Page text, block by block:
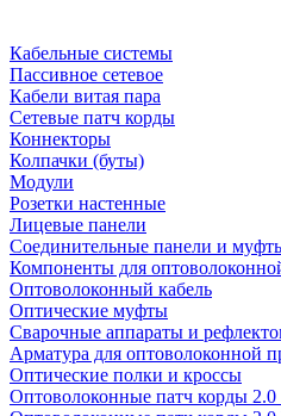
Кабельные системы
Пассивное сетевое
Кабели витая пара
Сетевые патч корды
Коннекторы
Колпачки (буты)
Модули
Розетки настенные
Лицевые панели
Соединительные панели и
Компоненты для
Оптоволоконный кабель
Оптические муфты
Сварочные аппараты и
Арматура для оптоволоконной
Оптические полки и кроссы
Оптоволоконные патч корды